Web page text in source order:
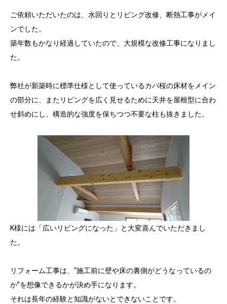
ご依頼いただいたのは、水回りとリビング改修、断熱工事がメイ
ンでした。
築年数もかなり経過していたので、大規模な改修工事になりまし
た。
弊社が新築時に標準仕様として使っているカバ桜の床材をメイン
の部分に、またリビングを広く見せるために天井を屋根型に合わ
せ斜めにし、構造的な強度を保ちつつ不要な柱も抜きました。
K様には「広いリビングになった」と大変喜んでいただきまし
た。
リフォーム工事は、“施工前に壁や床の裏側がどうなっているの
か”を想像できるかが決め手になります。
それは長年の経験と知識がないとできないことです。